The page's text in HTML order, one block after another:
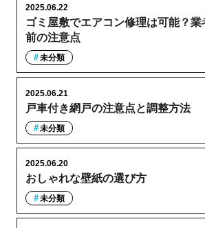
ゴミ屋敷でエアコン修理は可能？業
前の注意点
2025.06.22
未分類
戸車付き網戸の注意点と調整方法
2025.06.21
未分類
おしゃれな壁紙の選び方
2025.06.20
未分類